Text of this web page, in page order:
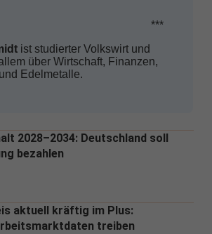
ist studierter Volkswirt und
über Wirtschaft, Finanzen,
Edelmetalle.
2028–2034: Deutschland soll
bezahlen
aktuell kräftig im Plus:
treiben